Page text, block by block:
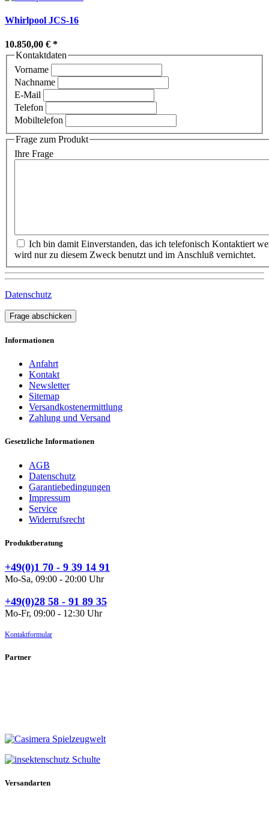
Whirlpool JCS-16
10.850,00 € *
Kontaktdaten
Vorname
Nachname
E-Mail
Telefon
Mobiltelefon
Frage zum Produkt
Ihre Frage
wird nur zu diesem Zweck benutzt und im Anschluß vernichtet.
Datenschutz
Frage abschicken
Informationen
Anfahrt
Kontakt
Newsletter
Sitemap
Versandkostenermittlung
Zahlung und Versand
Gesetzliche Informationen
AGB
Datenschutz
Garantiebedingungen
Impressum
Service
Widerrufsrecht
Produktberatung
+49(0)1 70 - 9 39 14 91
Mo-Sa, 09:00 - 20:00 Uhr
+49(0)28 58 - 91 89 35
Mo-Fr, 09:00 - 12:30 Uhr
Kontaktformular
Partner
Versandarten